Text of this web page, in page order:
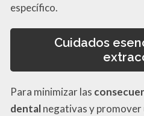
específico.
Cuidados
Para minimizar las
dentalnegativas y promover